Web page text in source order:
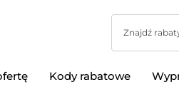
Kody rabatowe